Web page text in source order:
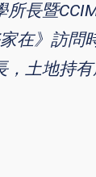
長暨
在》訪問
土地持有